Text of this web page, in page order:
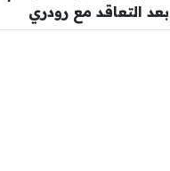
بعد التعاقد مع رودري